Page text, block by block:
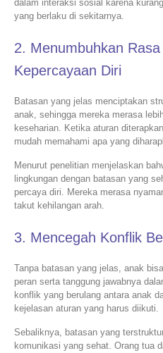
dalam interaksi sosial karena
yang berlaku di sekitarnya.
2. Menumbuhkan
Kepercayaan Diri
Batasan yang jelas menciptakan
anak, sehingga mereka merasa
keseharian. Ketika aturan
mudah memahami apa yang
Menurut penelitian menjelaskan
lingkungan dengan batasan yang
percaya diri. Mereka merasa
takut kehilangan arah.
3. Mencegah Konflik
Tanpa batasan yang jelas, anak
peran serta tanggung jawabnya
konflik yang berulang antara anak
kejelasan aturan yang harus diikuti.
Sebaliknya, batasan yang
komunikasi yang sehat. Orang tua